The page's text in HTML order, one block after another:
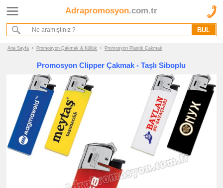
Adrapromosyon.com.tr
Ana Sayfa › Promosyon Çakmak & Küllük › Promosyon Plastik Çakmak
Promosyon Clipper Çakmak - Taşlı Siboplu
Ana Sayfa
Hakkımızda
Kurumsal Hizmet Akışımız
Promosyon
Ürünleri
promosyon
Çakmak
&
Küllük
promosyon
Plastik
Çakmak